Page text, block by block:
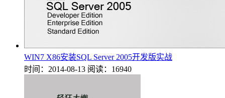
WIN7 X86安装SQL Server 2005开发版实战
时间：2014-08-13 阅读：16940